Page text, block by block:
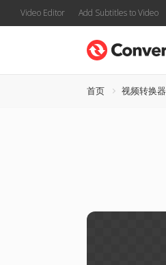
Video Editor Add Subtitles to Video
首页 视频转换器